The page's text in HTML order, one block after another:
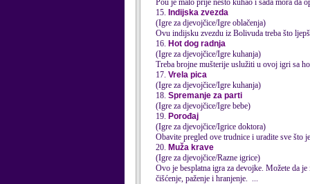
Pou je malo prije nešto kuhao i sada mora da
15. Indijska zvezda
(Igre za djevojčice/Igre oblačenja)
Ovu indijsku zvezdu iz Bolivuda treba što
16. Hot dog radnja
(Igre za djevojčice/Igre kuhanja)
Treba brojne mušterije uslužiti u ovoj igri sa
17. Vrela pica
(Igre za djevojčice/Igre kuhanja)
18. Spremanje za parti
(Igre za djevojčice/Igre bebe)
19. Porođaj
(Igre za djevojčice/Igrice doktora)
Obavite pregled ove trudnice i uradite sve što
20. Muža krave
(Igre za djevojčice/Razne igrice)
Ovo je besplatna igra za devojke. Možete da
čišćenje, paženje i hranjenje. ...